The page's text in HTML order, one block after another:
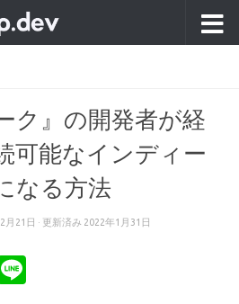
ク』の開発者が経
可能なインディー
なる方法
月21日 · 更新済み 2022年1月31日